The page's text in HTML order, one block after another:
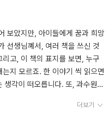
책을 읽는 아이들이 맛과 함께 영
중함, 더불어 사는 예의, 인정,
신감을, 한바탕 밝은 웃음과 함
들이 눈치채지 않게 이런 이야
이번기회에 황선미 작가의 책들
보았지만, 아이들에게 꿈과 희망
선생님꼐서, 여러 책을 쓰신 것
고, 이 책의 표지를 보면, 누구
지 모르죠. 한 이야기 씩 읽으면
각이 떠오릅니다. 또, 과수원을
원에서 사이좋게 행복하게 사는
더보기